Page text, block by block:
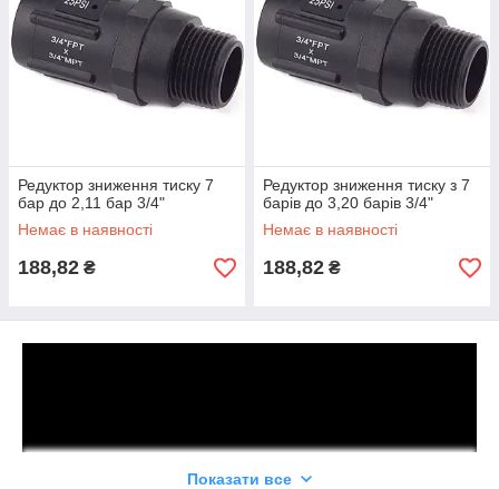
Редуктор зниження тиску 7
бар до 2,11 бар 3/4"
Немає в наявності
188,82 ₴
Редуктор зниження тиску з 7
барів до 3,20 барів 3/4"
Немає в наявності
188,82 ₴
Показати все